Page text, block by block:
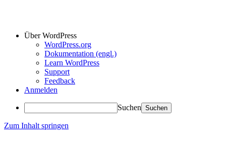
Über WordPress
WordPress.org
Dokumentation (engl.)
Learn WordPress
Support
Feedback
Anmelden
Suchen
Zum Inhalt springen